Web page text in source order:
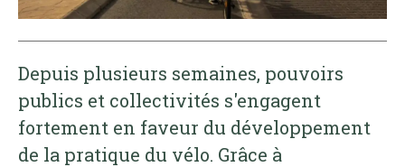
Depuis plusieurs semaines, pouvoirs
publics et collectivités s'engagent
fortement en faveur du développement
de la pratique du vélo. Grâce à